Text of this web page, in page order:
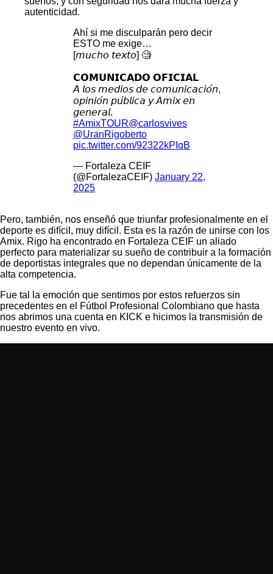
autenticidad.
Ahí si me disculparán pero decir
ESTO me exige…
[𝘮𝘶𝘤𝘩𝘰 𝘵𝘦𝘹𝘵𝘰] 🧐
𝗖𝗢𝗠𝗨𝗡𝗜𝗖𝗔𝗗𝗢 𝗢𝗙𝗜𝗖𝗜𝗔𝗟
𝘈 𝘭𝘰𝘴 𝘮𝘦𝘥𝘪𝘰𝘴 𝘥𝘦 𝘤𝘰𝘮𝘶𝘯𝘪𝘤𝘢𝘤𝘪𝘰́𝘯,
𝘰𝘱𝘪𝘯𝘪𝘰́𝘯 𝘱𝘶́𝘣𝘭𝘪𝘤𝘢 𝘺 𝘈𝘮𝘪𝘹 𝘦𝘯
𝘨𝘦𝘯𝘦𝘳𝘢𝘭.
#AmixTOUR@carlosvives
@UranRigoberto
pic.twitter.com/92322kPIqB
— Fortaleza CEIF
(@FortalezaCEIF) January 22,
2025
Pero, también, nos enseñó que triunfar profesionalmente en el
deporte es difícil, muy difícil. Esta es la razón de unirse con los
Amix. Rigo ha encontrado en Fortaleza CEIF un aliado
perfecto para materializar su sueño de contribuir a la formación
de deportistas integrales que no dependan únicamente de la
alta competencia.
Fue tal la emoción que sentimos por estos refuerzos sin
precedentes en el Fútbol Profesional Colombiano que hasta
nos abrimos una cuenta en KICK e hicimos la transmisión de
nuestro evento en vivo.